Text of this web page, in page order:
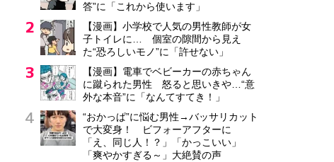
答”に「これから使います」
【漫画】小学校で人気の男性教師が女
子トイレに… 個室の隙間から見え
た“恐ろしいモノ”に「許せない」
【漫画】電車でベビーカーの赤ちゃん
に蹴られた男性 怒ると思いきや…“意
外な本音”に「なんてすてき！」
“おかっぱ”に悩む男性→バッサリカット
で大変身！ ビフォーアフターに
「え、同じ人！？」「かっこいい」
「爽やかすぎる～」大絶賛の声